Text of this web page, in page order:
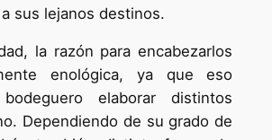
sus lejanos destinos.
la razón para encabezarlos
enológica, ya que eso
elaborar distintos
Dependiendo de su grado de